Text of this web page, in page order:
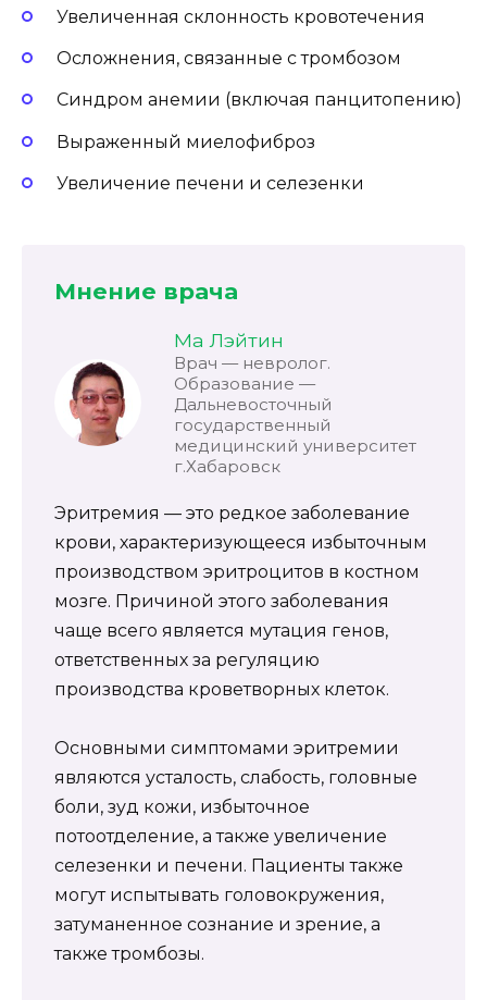
Увеличенная склонность кровотечения
Осложнения, связанные с тромбозом
Синдром анемии (включая панцитопению)
Выраженный миелофиброз
Увеличение печени и селезенки
Мнение врача
Ма Лэйтин
Врач — невролог.
Образование —
Дальневосточный
государственный
медицинский университет
г.Хабаровск
Эритремия — это редкое заболевание
крови, характеризующееся избыточным
производством эритроцитов в костном
мозге. Причиной этого заболевания
чаще всего является мутация генов,
ответственных за регуляцию
производства кроветворных клеток.
Основными симптомами эритремии
являются усталость, слабость, головные
боли, зуд кожи, избыточное
потоотделение, а также увеличение
селезенки и печени. Пациенты также
могут испытывать головокружения,
затуманенное сознание и зрение, а
также тромбозы.